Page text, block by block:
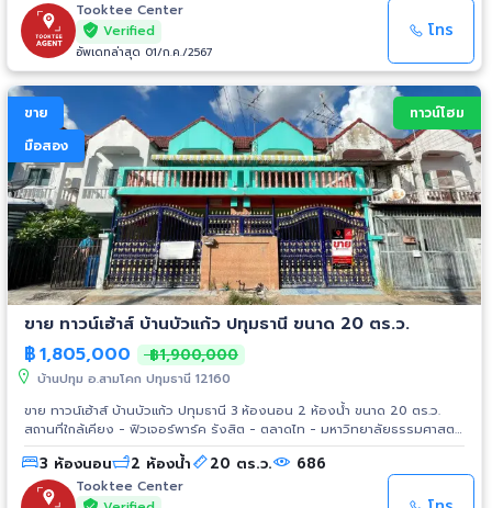
Tooktee Center
Verified
อัพเดทล่าสุด 01/ก.ค./2567
โทร
ขาย
มือสอง
ทาวน์โฮม
ขาย ทาวน์เฮ้าส์ บ้านบัวแก้ว ปทุมธานี ขนาด 20 ตร.ว.
฿1,805,000 ฿1,900,000
บ้านปทุม อ.สามโคก ปทุมธานี 12160
ขาย ทาวน์เฮ้าส์ บ้านบัวแก้ว ปทุมธานี 3 ห้องนอน 2 ห้องน้ำ ขนาด 20 ตร.ว.
สถานที่ใกล้เคียง - ฟิวเจอร์พาร์ค รังสิต - ตลาดไท - มหาวิทยาลัยธรรมศาสตร์
- มหาวิทยาลัยกรุงเทพ
3 ห้องนอน 2 ห้องน้ำ 20 ตร.ว. 686
Tooktee Center